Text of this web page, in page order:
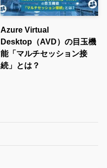
Azure Virtual
Desktop（AVD）の目玉機
能「マルチセッション接
続」とは？